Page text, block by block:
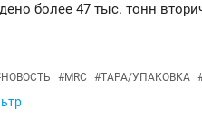
более 47 тыс. тонн
НОВОСТЬ #MRC #ТАРА/УПАКОВКА